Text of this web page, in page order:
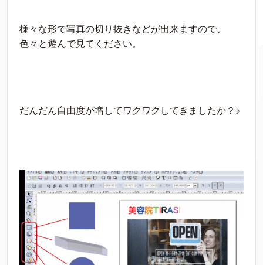
様々な形で写真の切り抜きなどが出来ますので、
色々と遊んで見てください。
だんだん自由度が増してワクワクしてきましたか？♪